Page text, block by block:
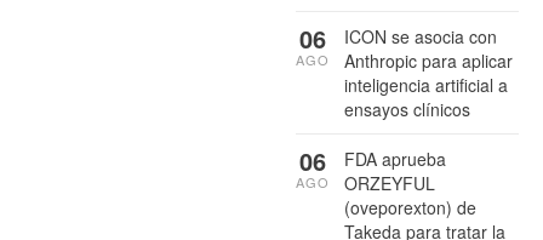
ICON se asocia con
Anthropic para aplicar
inteligencia artificial a
ensayos clínicos
06
AGO
FDA aprueba
ORZEYFUL
(oveporexton) de
Takeda para tratar la
06
AGO